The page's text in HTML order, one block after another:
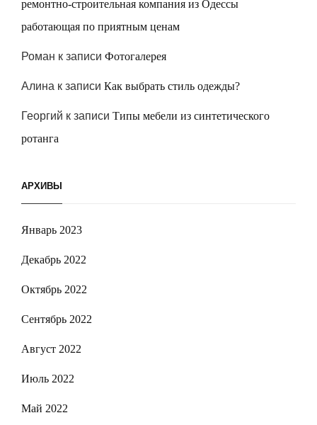
ремонтно-строительная компания из Одессы
работающая по приятным ценам
Роман к записи Фотогалерея
Алина к записи Как выбрать стиль одежды?
Георгий к записи Типы мебели из синтетического
ротанга
АРХИВЫ
Январь 2023
Декабрь 2022
Октябрь 2022
Сентябрь 2022
Август 2022
Июль 2022
Май 2022